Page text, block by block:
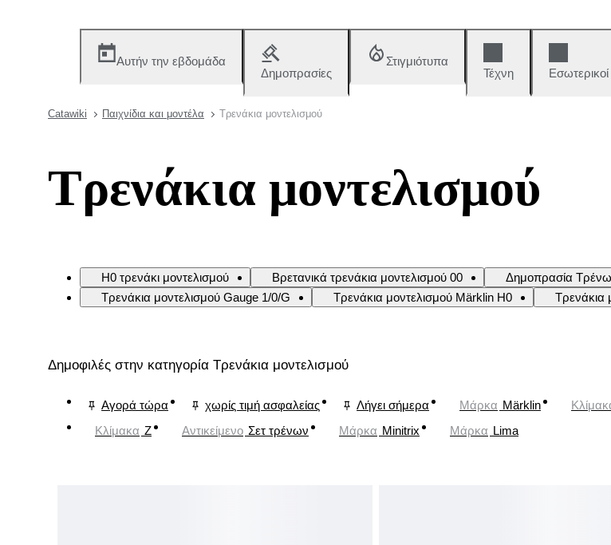
Αυτήν την εβδομάδα
Δημοπρασίες
Στιγμιότυπα
Τέχνη
Catawiki Παιχνίδια και μοντέλα Τρενάκια μοντελισμού
Τρενάκια μοντελισμού
H0 τρενάκι μοντελισμού Βρετανικά τρενάκια μοντελισμού 00 Δημοπρασία
Τρενάκια μοντελισμού Gauge 1/0/G
Τρενάκια μοντελισμού Märklin H0 Τρενάκια
Δημοφιλές στην κατηγορία Τρενάκια μοντελισμού
Αγορά τώρα χωρίς τιμή ασφαλείας Λήγει σήμερα Μάρκα Märklin
Κλίμακα Z Αντικείμενο Σετ τρένων Μάρκα Minitrix Μάρκα Lima